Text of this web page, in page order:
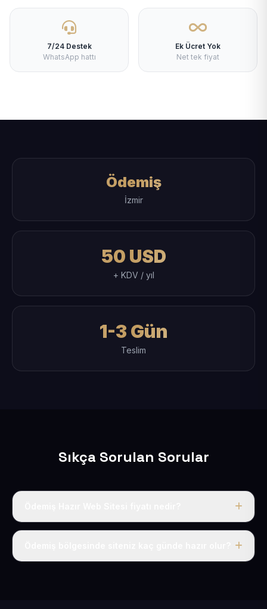
7/24 Destek
WhatsApp hattı
Ek Ücret Yok
Net tek fiyat
Ödemiş
İzmir
50 USD
+ KDV / yıl
1-3 Gün
Teslim
Sıkça Sorulan Sorular
Tek fiyat uygulanır: yıllık 50 USD + KDV. Bu bedele alan